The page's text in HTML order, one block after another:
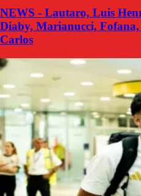
NEWS - Lautaro, Luis
Diaby, Marianucci,
Carlos